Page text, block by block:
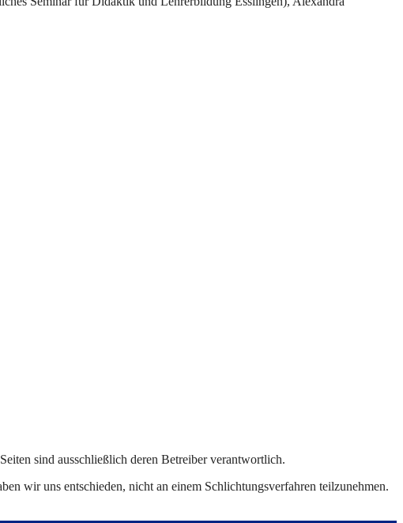
sind ausschließlich deren Betreiber verantwortlich.
wir uns entschieden, nicht an einem Schlichtungsverfahren teilzunehmen.